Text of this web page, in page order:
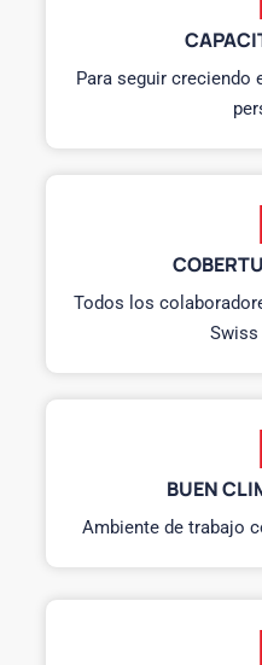
Para seguir creciendo
Todos los
BUEN
Ambiente de trabajo